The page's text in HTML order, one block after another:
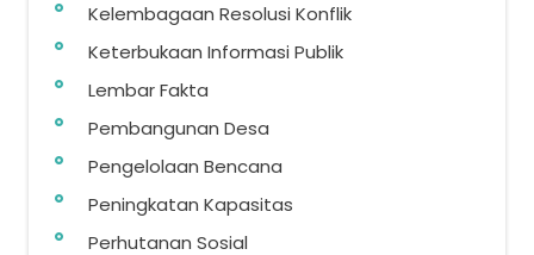
Kelembagaan Resolusi Konflik
Keterbukaan Informasi Publik
Lembar Fakta
Pembangunan Desa
Pengelolaan Bencana
Peningkatan Kapasitas
Perhutanan Sosial